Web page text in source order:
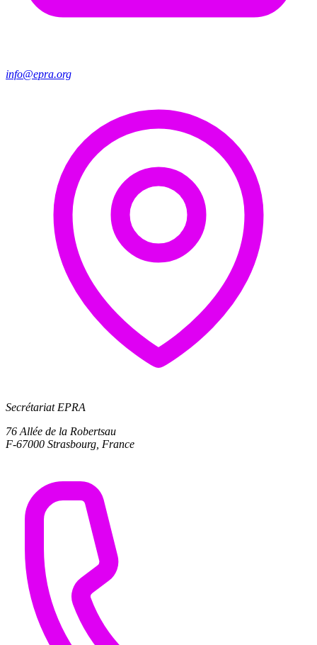
info@epra.org
Secrétariat EPRA
76 Allée de la Robertsau
F-67000 Strasbourg, France